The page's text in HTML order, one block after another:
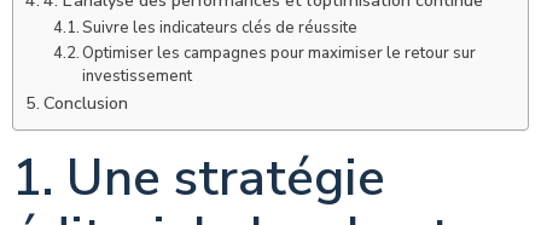
Suivre les indicateurs clés de réussite
Optimiser les campagnes pour maximiser le retour sur
investissement
Conclusion
1. Une stratégie